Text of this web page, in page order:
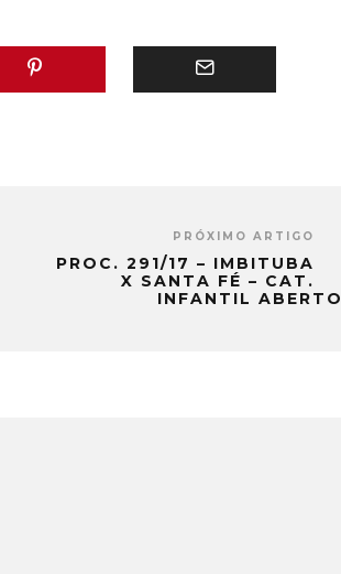
PRÓXIMO ARTIGO
PROC. 291/17 – IMBITUBA
X SANTA FÉ – CAT.
INFANTIL ABERTO